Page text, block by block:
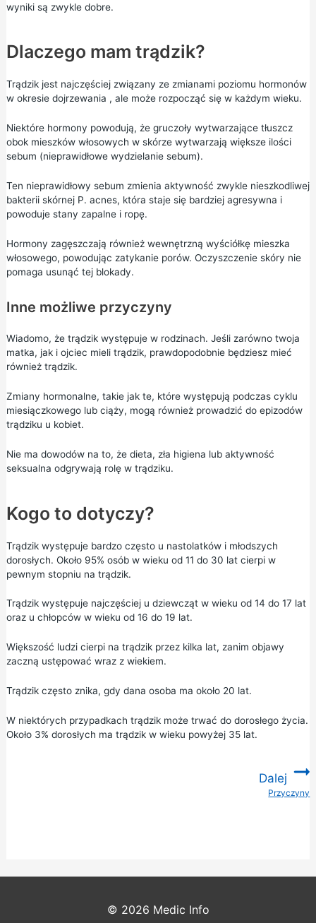
wyniki są zwykle dobre.
Dlaczego mam trądzik?
Trądzik jest najczęściej związany ze zmianami poziomu hormonów
w okresie dojrzewania , ale może rozpocząć się w każdym wieku.
Niektóre hormony powodują, że gruczoły wytwarzające tłuszcz
obok mieszków włosowych w skórze wytwarzają większe ilości
sebum (nieprawidłowe wydzielanie sebum).
Ten nieprawidłowy sebum zmienia aktywność zwykle nieszkodliwej
bakterii skórnej P. acnes, która staje się bardziej agresywna i
powoduje stany zapalne i ropę.
Hormony zagęszczają również wewnętrzną wyściółkę mieszka
włosowego, powodując zatykanie porów. Oczyszczenie skóry nie
pomaga usunąć tej blokady.
Inne możliwe przyczyny
Wiadomo, że trądzik występuje w rodzinach. Jeśli zarówno twoja
matka, jak i ojciec mieli trądzik, prawdopodobnie będziesz mieć
również trądzik.
Zmiany hormonalne, takie jak te, które występują podczas cyklu
miesiączkowego lub ciąży, mogą również prowadzić do epizodów
trądziku u kobiet.
Nie ma dowodów na to, że dieta, zła higiena lub aktywność
seksualna odgrywają rolę w trądziku.
Kogo to dotyczy?
Trądzik występuje bardzo często u nastolatków i młodszych
dorosłych. Około 95% osób w wieku od 11 do 30 lat cierpi w
pewnym stopniu na trądzik.
Trądzik występuje najczęściej u dziewcząt w wieku od 14 do 17 lat
oraz u chłopców w wieku od 16 do 19 lat.
Większość ludzi cierpi na trądzik przez kilka lat, zanim objawy
zaczną ustępować wraz z wiekiem.
Trądzik często znika, gdy dana osoba ma około 20 lat.
W niektórych przypadkach trądzik może trwać do dorosłego życia.
Około 3% dorosłych ma trądzik w wieku powyżej 35 lat.
Dalej
Przyczyny
© 2026 Medic Info